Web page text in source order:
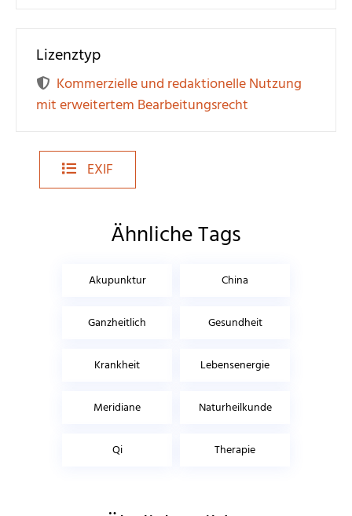
Lizenztyp
Kommerzielle und redaktionelle Nutzung
mit erweitertem Bearbeitungsrecht
EXIF
Ähnliche Tags
Akupunktur China
Ganzheitlich Gesundheit
Krankheit Lebensenergie
Meridiane Naturheilkunde
Qi Therapie